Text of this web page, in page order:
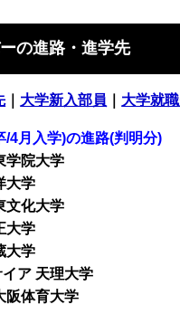
の進路・進学先
｜ 大学新入部員 大学就
/4月入学)の進路(判明分)
学院大学
学
化大学
大学
大学
イア 天理大学
阪体育大学